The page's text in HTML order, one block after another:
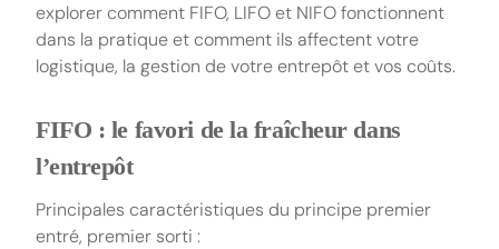
explorer comment FIFO, LIFO et NIFO fonctionnent
dans la pratique et comment ils affectent votre
logistique, la gestion de votre entrepôt et vos coûts.
FIFO : le favori de la fraîcheur dans
l’entrepôt
Principales caractéristiques du principe premier
entré, premier sorti :